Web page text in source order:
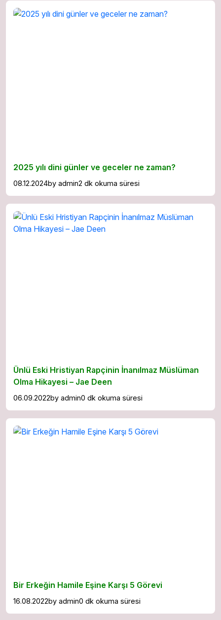
2025 yılı dini günler ve geceler ne zaman?
08.12.2024by admin2 dk okuma süresi
Ünlü Eski Hristiyan Rapçinin İnanılmaz Müslüman
Olma Hikayesi – Jae Deen
06.09.2022by admin0 dk okuma süresi
Bir Erkeğin Hamile Eşine Karşı 5 Görevi
16.08.2022by admin0 dk okuma süresi